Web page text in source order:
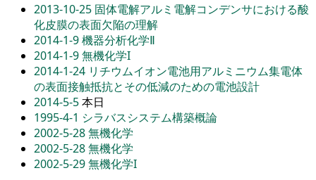
2013-10-25 固体電解アルミ電解コンデンサにおける酸
化皮膜の表面欠陥の理解
2014-1-9機器分析化学Ⅱ
2014-1-9無機化学I
2014-1-24 リチウムイオン電池用アルミニウム集電体
の表面接触抵抗とその低減のための電池設計
2014-5-5本日
1995-4-1 シラバスシステム構築概論
2002-5-28無機化学
2002-5-28無機化学
2002-5-29無機化学I